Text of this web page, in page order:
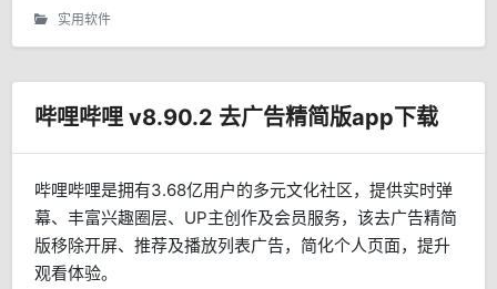
实用软件
哔哩哔哩 v8.90.2 去广告精简版app下载
哔哩哔哩是拥有3.68亿用户的多元文化社区，提供实时弹
幕、丰富兴趣圈层、UP主创作及会员服务，该去广告精简
版移除开屏、推荐及播放列表广告，简化个人页面，提升
观看体验。